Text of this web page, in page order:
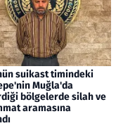
suikast timindeki
Muğla'da
bölgelerde silah ve
aramasına